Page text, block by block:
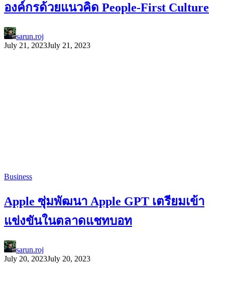
องค์กรด้วยแนวคิด People-First Culture
sarun.roj
July 21, 2023July 21, 2023
Business
Apple ซุ่มพัฒนา Apple GPT เตรียมเข้า
แข่งขันในตลาดแชทบอท
sarun.roj
July 20, 2023July 20, 2023